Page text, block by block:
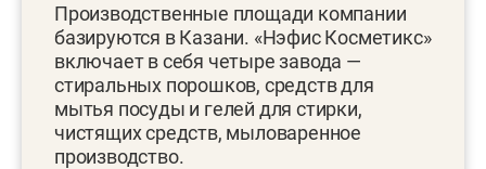
Производственные площади компании
базируются в Казани. «Нэфис Косметикс»
включает в себя четыре завода —
стиральных порошков, средств для
мытья посуды и гелей для стирки,
чистящих средств, мыловаренное
производство.